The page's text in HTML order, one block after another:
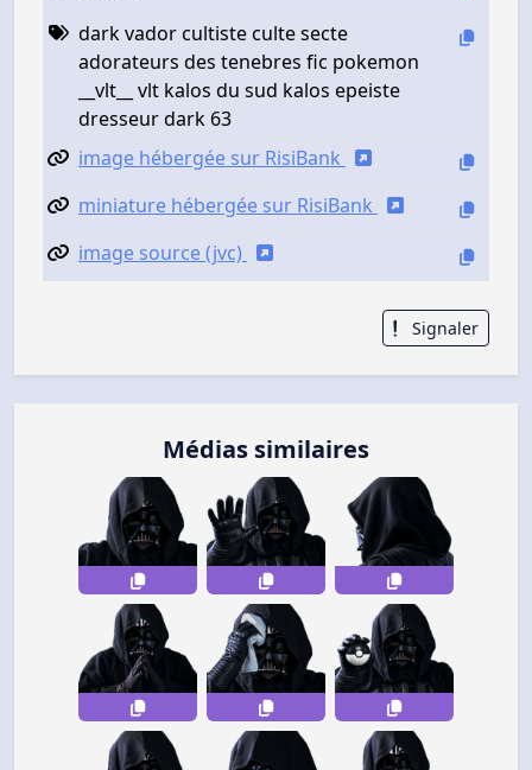
dark vador cultiste culte secte
adorateurs des tenebres fic pokemon
__vlt__ vlt kalos du sud kalos epeiste
dresseur dark 63
image hébergée sur RisiBank
miniature hébergée sur RisiBank
image source (jvc)
Signaler
Médias similaires